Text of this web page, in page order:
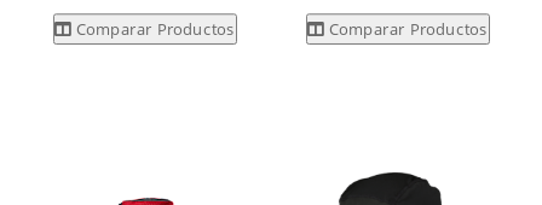
Comparar Productos Comparar Productos